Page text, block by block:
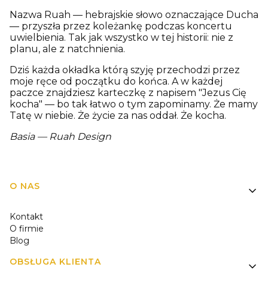
Nazwa Ruah — hebrajskie słowo oznaczające Ducha
— przyszła przez koleżankę podczas koncertu
uwielbienia. Tak jak wszystko w tej historii: nie z
planu, ale z natchnienia.
Dziś każda okładka którą szyję przechodzi przez
moje ręce od początku do końca. A w każdej
paczce znajdziesz karteczkę z napisem "Jezus Cię
kocha" — bo tak łatwo o tym zapominamy. Że mamy
Tatę w niebie. Że życie za nas oddał. Że kocha.
Basia — Ruah Design
Linki w stopce
O NAS
Kontakt
O firmie
Blog
OBSŁUGA KLIENTA